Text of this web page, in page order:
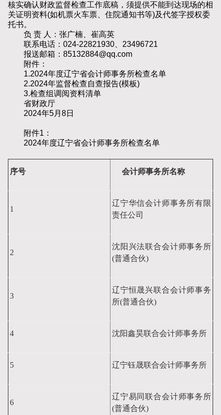
核实确认财政监督检查工作底稿，须提供不能到达现场的相
关证明资料(如机票火车票、住院通知书等)及代签字授权委
托书。
负 责 人：张广楠、崔高英
联系电话：024-22821930、23496721
报送邮箱：85132884@qq.com
附件：
1.2024年度辽宁省会计师事务所检查名单
2.2024年监督检查自查报告(模板)
3.检查组调阅资料清单
省财政厅
2024年5月8日
附件1：
2024年度辽宁省会计师事务所检查名单
序号 会计师事务所名称
1
辽宁华信会计师事务所有限
责任公司
2
沈阳兴法联合会计师事务所
(普通合伙)
3
辽宁恒晟兴联合会计师事务
所(普通合伙)
4 沈阳鑫昊联合会计师事务所
5 辽宁钰晟联合会计师事务所
6
辽宁易同联合会计师事务所
(普通合伙)